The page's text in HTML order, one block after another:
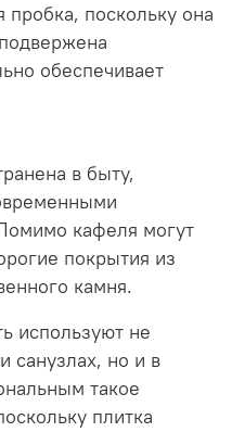
пробка, поскольку она
обеспечивает
в быту,
кафеля могут
покрытия из
камня.
используют не
санузлах, но и в
такое
плитка